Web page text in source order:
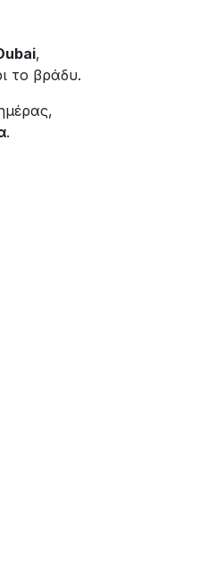
,
το βράδυ.
.